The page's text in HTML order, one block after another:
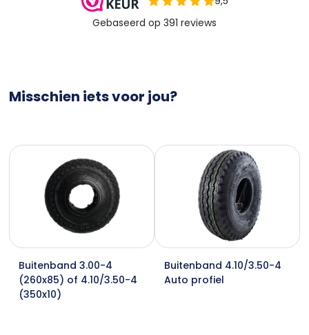
Misschien iets voor jou?
Buitenband 3.00-4
(260x85) of 4.10/3.50-4
(350x10)
Buitenband 4.10/3.50-4
Auto profiel